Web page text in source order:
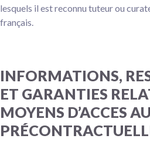
lesquels il est reconnu tuteur ou
français.
INFORMATIONS,
ET GARANTIES
MOYENS D’ACCES